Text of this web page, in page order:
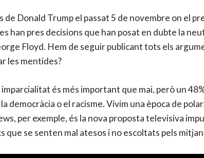
Donald Trump el passat 5 de novembre on el
han pres decisions que han posat en dubte la
Floyd. Hem de seguir publicant tots els
les mentides?
és més important que mai, però un
o el racisme. Vivim una època de
per exemple, és la nova proposta televisiva
se senten mal atesos i no escoltats pels